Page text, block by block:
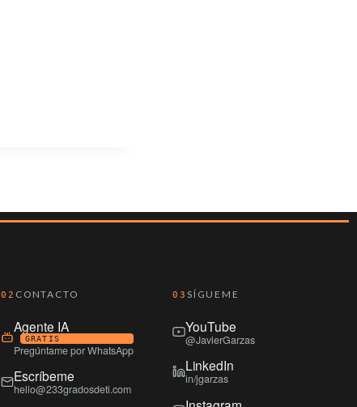
02 CONTACTO
Agente IA
GRATIS
Pregúntame por WhatsApp
Escríbeme
hello@233gradosdeti.com
03 SÍGUEME
YouTube
@JavierGarzas
LinkedIn
in/jgarzas